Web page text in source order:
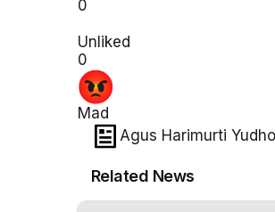
0
Unliked
0
Mad
Agus Harimurti
Related News